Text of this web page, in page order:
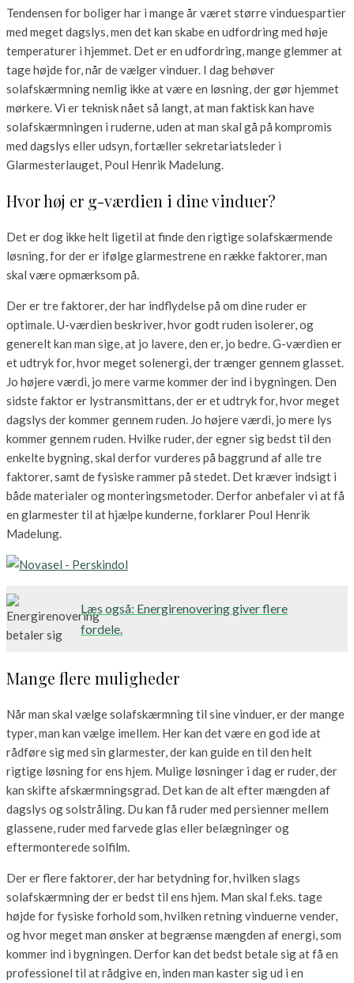
Tendensen for boliger har i mange år været større vinduespartier
med meget dagslys, men det kan skabe en udfordring med høje
temperaturer i hjemmet. Det er en udfordring, mange glemmer at
tage højde for, når de vælger vinduer. I dag behøver
solafskærmning nemlig ikke at være en løsning, der gør hjemmet
mørkere. Vi er teknisk nået så langt, at man faktisk kan have
solafskærmningen i ruderne, uden at man skal gå på kompromis
med dagslys eller udsyn, fortæller sekretariatsleder i
Glarmesterlauget, Poul Henrik Madelung.
Hvor høj er g-værdien i dine vinduer?
Det er dog ikke helt ligetil at finde den rigtige solafskærmende
løsning, for der er ifølge glarmestrene en række faktorer, man
skal være opmærksom på.
Der er tre faktorer, der har indflydelse på om dine ruder er
optimale. U-værdien beskriver, hvor godt ruden isolerer, og
generelt kan man sige, at jo lavere, den er, jo bedre. G-værdien er
et udtryk for, hvor meget solenergi, der trænger gennem glasset.
Jo højere værdi, jo mere varme kommer der ind i bygningen. Den
sidste faktor er lystransmittans, der er et udtryk for, hvor meget
dagslys der kommer gennem ruden. Jo højere værdi, jo mere lys
kommer gennem ruden. Hvilke ruder, der egner sig bedst til den
enkelte bygning, skal derfor vurderes på baggrund af alle tre
faktorer, samt de fysiske rammer på stedet. Det kræver indsigt i
både materialer og monteringsmetoder. Derfor anbefaler vi at få
en glarmester til at hjælpe kunderne, forklarer Poul Henrik
Madelung.
Læs også: Energirenovering giver flere
fordele.
Mange flere muligheder
Når man skal vælge solafskærmning til sine vinduer, er der mange
typer, man kan vælge imellem. Her kan det være en god ide at
rådføre sig med sin glarmester, der kan guide en til den helt
rigtige løsning for ens hjem. Mulige løsninger i dag er ruder, der
kan skifte afskærmningsgrad. Det kan de alt efter mængden af
dagslys og solstråling. Du kan få ruder med persienner mellem
glassene, ruder med farvede glas eller belægninger og
eftermonterede solfilm.
Der er flere faktorer, der har betydning for, hvilken slags
solafskærmning der er bedst til ens hjem. Man skal f.eks. tage
højde for fysiske forhold som, hvilken retning vinduerne vender,
og hvor meget man ønsker at begrænse mængden af energi, som
kommer ind i bygningen. Derfor kan det bedst betale sig at få en
professionel til at rådgive en, inden man kaster sig ud i en